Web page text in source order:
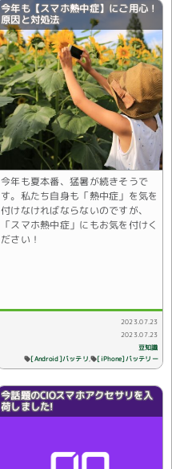
今年も【スマホ熱中症】にご用心！
原因と対処法
今年も夏本番、猛暑が続きそうで
す。私たち自身も「熱中症」を気を
付けなければならないのですが、
「スマホ熱中症」にもお気を付けく
ださい！
2023.07.23
2023.07.23
豆知識
[Android]バッテリ [iPhone]バッテリー
今話題のCIOスマホアクセサリを入
荷しました!